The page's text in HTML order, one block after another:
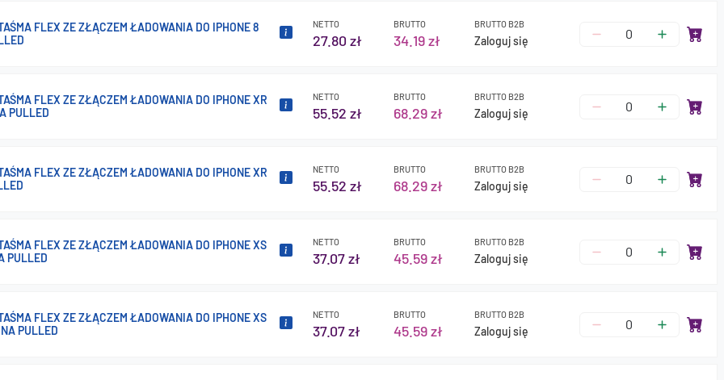
FLEX ZE ZŁĄCZEM ŁADOWANIA DO IPHONE 8
NETTO
27.80 zł
BRUTTO
34.19 zł
BRUTTO B2B
Zaloguj się
FLEX ZE ZŁĄCZEM ŁADOWANIA DO IPHONE XR
PULLED
NETTO
55.52 zł
BRUTTO
68.29 zł
BRUTTO B2B
Zaloguj się
FLEX ZE ZŁĄCZEM ŁADOWANIA DO IPHONE XR
NETTO
55.52 zł
BRUTTO
68.29 zł
BRUTTO B2B
Zaloguj się
FLEX ZE ZŁĄCZEM ŁADOWANIA DO IPHONE XS
PULLED
NETTO
37.07 zł
BRUTTO
45.59 zł
BRUTTO B2B
Zaloguj się
FLEX ZE ZŁĄCZEM ŁADOWANIA DO IPHONE XS
PULLED
NETTO
37.07 zł
BRUTTO
45.59 zł
BRUTTO B2B
Zaloguj się